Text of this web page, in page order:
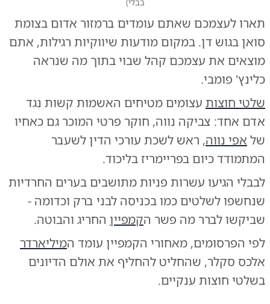
בבלי)
תארו לעצמכם שאתם עומדים ברמזור אדום בצומת
סואן בגוש דן. במקום מודעות שיווקיות רגילות, אתם
מוצאים את עצמכם קהל שבוי בתוך מה שנראה
כלינץ' פומבי.
שלטי חוצות עצומים מטיחים האשמות קשות נגד
אדם אחד: צביקה נווה, חוקר פרטי המוכר גם כאחיו
של אפי נווה, ראש לשכת עורכי הדין לשעבר
המתמודד כיום בפריימריז בליכוד.
לבבלי הגיעו עשרות פניות מתושבים בערים החרדיות
שנחשפו לשלטים כמו בכניסה לבני ברק וכדומה -
שביקשו לברר מה פשר הקמפיין החריג והבוטה.
לפי הפרסומים, מאחורי הקמפיין עומד המיליארדר
אלכס סקלר, שהחליט להחליף את אולם הדיונים
בשלטי חוצות ענקיים.